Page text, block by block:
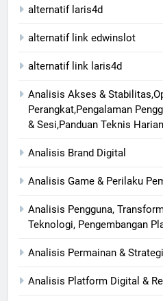
alternatif laris4d
alternatif link edwinslot
alternatif link laris4d
Analisis Akses &
Perangkat,Pengalaman
& Sesi,Panduan Teknis Harian
Analisis Brand Digital
Analisis Game & Perilaku
Analisis Pengguna,
Teknologi, Pengembangan
Analisis Permainan &
Analisis Platform Digital &